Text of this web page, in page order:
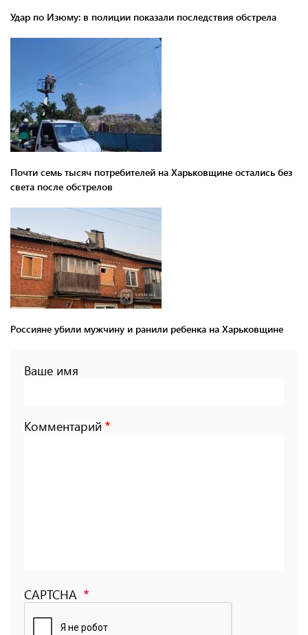
Удар по Изюму: в полиции показали последствия обстрела
Почти семь тысяч потребителей на Харьковщине остались без
света после обстрелов
Россияне убили мужчину и ранили ребенка на Харьковщине
Ваше имя
Комментарий
CAPTCHA